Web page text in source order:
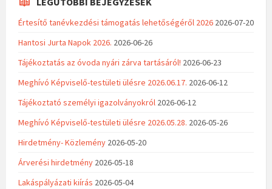
Értesítő tanévkezdési támogatás lehetőségéről 2026 2026-07-20
Hantosi Jurta Napok 2026. 2026-06-26
Tájékoztatás az óvoda nyári zárva tartásáról! 2026-06-23
Meghívó Képviselő-testületi ülésre 2026.06.17. 2026-06-12
Tájékoztató személyi igazolványokról 2026-06-12
Meghívó Képviselő-testületi ülésre 2026.05.28. 2026-05-26
Hirdetmény- Közlemény 2026-05-20
Árverési hirdetmény 2026-05-18
Lakáspályázati kiírás 2026-05-04